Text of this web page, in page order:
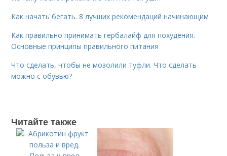
Как начать бегать. 8 лучших рекомендаций начинающим
Как правильно принимать гербалайф для похудения.
Основные принципы правильного питания
Что сделать, чтобы не мозолили туфли. Что сделать
можно с обувью?
Читайте также